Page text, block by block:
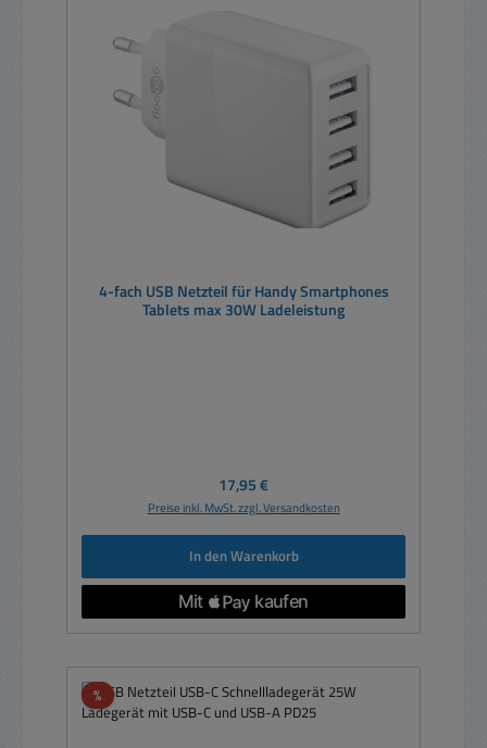
4-fach USB Netzteil für Handy Smartphones
Tablets max 30W Ladeleistung
Regulärer Preis:
17,95 €
Preise inkl. MwSt. zzgl. Versandkosten
In den Warenkorb
%Rabatt